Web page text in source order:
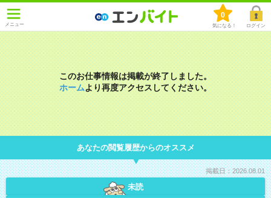
メニュー
0
気になる！ ログイン
このお仕事情報は掲載が終了しました。
ホームより再度アクセスしてください。
あなたの閲覧履歴からのオススメ
掲載日：2026.08.01
未読